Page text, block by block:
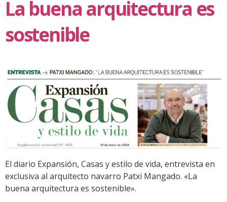
La buena arquitectura es
sostenible
El diario Expansión, Casas y estilo de vida, entrevista en
exclusiva al arquitecto navarro Patxi Mangado. «La
buena arquitectura es sostenible».